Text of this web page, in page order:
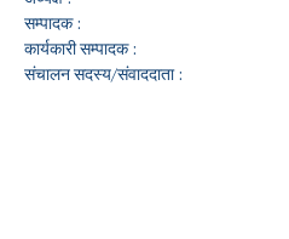
सम्पादक :
कार्यकारी सम्पादक :
संचालन सदस्य/संवाददाता :